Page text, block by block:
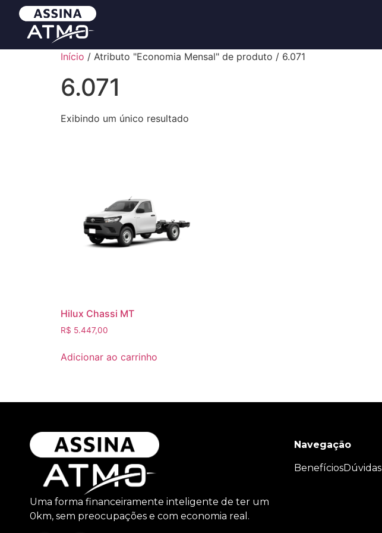
Início / Atributo "Economia Mensal" de produto / 6.071
6.071
Exibindo um único resultado
Hilux Chassi MT
R$ 5.447,00
Adicionar ao carrinho
Uma forma financeiramente inteligente de ter um
0km, sem preocupações e com economia real.
Navegação
BenefíciosDúvidas